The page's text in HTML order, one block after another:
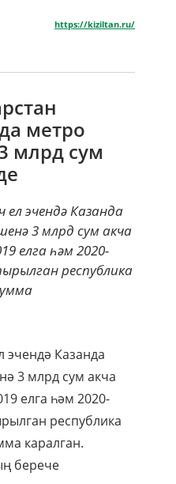
https://kiziltan.ru/
метро
млрд сум
эчендә Казанда
3 млрд сум акча
елга һәм 2020-
республика
эчендә Казанда
3 млрд сум акча
елга һәм 2020-
республика
каралган.
берече